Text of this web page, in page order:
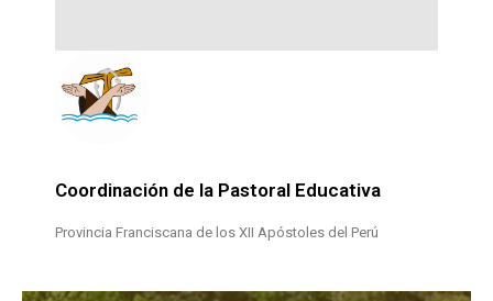
Coordinación de la Pastoral Educativa
Provincia Franciscana de los XII Apóstoles del Perú